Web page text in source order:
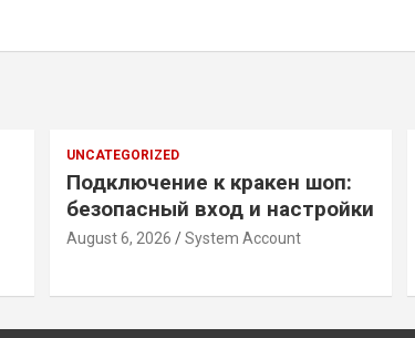
UNCATEGORIZED
Подключение к кракен шоп:
безопасный вход и настройки
August 6, 2026 System Account